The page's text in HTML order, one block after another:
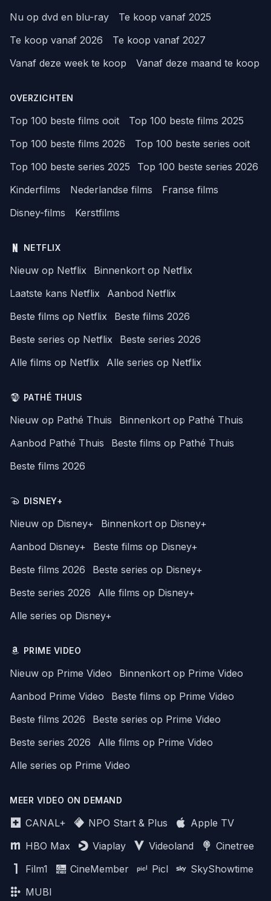
Nu op dvd en blu-ray
Te koop vanaf 2025
Te koop vanaf 2026
Te koop vanaf 2027
Vanaf deze week te koop
Vanaf deze maand te koop
OVERZICHTEN
Top 100 beste films ooit
Top 100 beste films 2025
Top 100 beste films 2026
Top 100 beste series ooit
Top 100 beste series 2025
Top 100 beste series 2026
Kinderfilms
Nederlandse films
Franse films
Disney-films
Kerstfilms
NETFLIX
Nieuw op Netflix
Binnenkort op Netflix
Laatste kans Netflix
Aanbod Netflix
Beste films op Netflix
Beste films 2026
Beste series op Netflix
Beste series 2026
Alle films op Netflix
Alle series op Netflix
PATHÉ THUIS
Nieuw op Pathé Thuis
Binnenkort op Pathé Thuis
Aanbod Pathé Thuis
Beste films op Pathé Thuis
Beste films 2026
DISNEY+
Nieuw op Disney+
Binnenkort op Disney+
Aanbod Disney+
Beste films op Disney+
Beste films 2026
Beste series op Disney+
Beste series 2026
Alle films op Disney+
Alle series op Disney+
PRIME VIDEO
Nieuw op Prime Video
Binnenkort op Prime Video
Aanbod Prime Video
Beste films op Prime Video
Beste films 2026
Beste series op Prime Video
Beste series 2026
Alle films op Prime Video
Alle series op Prime Video
MEER VIDEO ON DEMAND
CANAL+ NPO Start & Plus
Apple TV
HBO Max
Viaplay Videoland
Cinetree
Film1
CineMember Picl
SkyShowtime
MUBI